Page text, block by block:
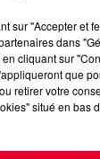
sur "Accepter et
dans
cliquant sur
que
retirer votre
situé en bas